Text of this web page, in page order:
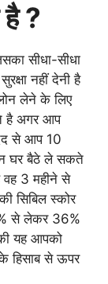
है ?
सीधा-सीधा
नहीं देनी है
लेने के लिए
है अगर आप
से आप 10
घर बैठे ले सकते
वह3महीने से
सिबिल स्कोर
से लेकर 36%
यह आपको
हिसाब से ऊपर